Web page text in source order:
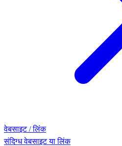
वेबसाइट / लिंक
संदिग्ध वेबसाइट या लिंक